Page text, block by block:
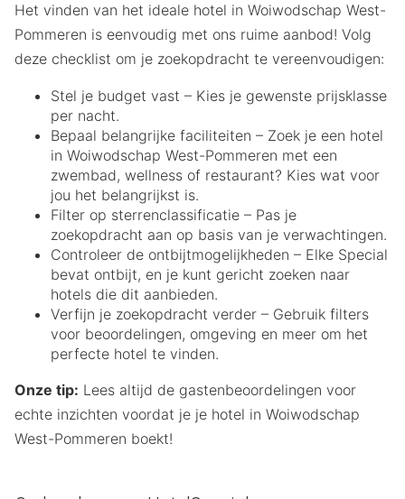
Het vinden van het ideale hotel in Woiwodschap West-
Pommeren is eenvoudig met ons ruime aanbod! Volg
deze checklist om je zoekopdracht te vereenvoudigen:
Stel je budget vast – Kies je gewenste prijsklasse
per nacht.
Bepaal belangrijke faciliteiten – Zoek je een hotel
in Woiwodschap West-Pommeren met een
zwembad, wellness of restaurant? Kies wat voor
jou het belangrijkst is.
Filter op sterrenclassificatie – Pas je
zoekopdracht aan op basis van je verwachtingen.
Controleer de ontbijtmogelijkheden – Elke Special
bevat ontbijt, en je kunt gericht zoeken naar
hotels die dit aanbieden.
Verfijn je zoekopdracht verder – Gebruik filters
voor beoordelingen, omgeving en meer om het
perfecte hotel te vinden.
Onze tip: Lees altijd de gastenbeoordelingen voor
echte inzichten voordat je je hotel in Woiwodschap
West-Pommeren boekt!